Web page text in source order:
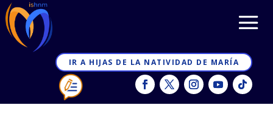
IR A HIJAS DE LA NATIVIDAD DE MARÍA